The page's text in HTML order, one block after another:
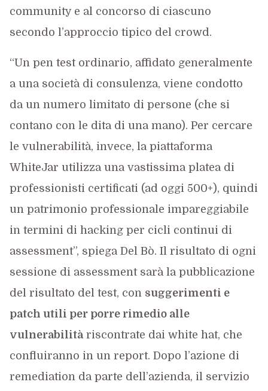
community e al concorso di ciascuno
secondo l’approccio tipico del crowd.
“Un pen test ordinario, affidato generalmente
a una società di consulenza, viene condotto
da un numero limitato di persone (che si
contano con le dita di una mano). Per cercare
le vulnerabilità, invece, la piattaforma
WhiteJar utilizza una vastissima platea di
professionisti certificati (ad oggi 500+), quindi
un patrimonio professionale impareggiabile
in termini di hacking per cicli continui di
assessment”, spiega Del Bò. Il risultato di ogni
sessione di assessment sarà la pubblicazione
del risultato del test, con suggerimenti e
patch utili per porre rimedio alle
vulnerabilitàriscontrate dai white hat, che
confluiranno in un report. Dopo l’azione di
remediation da parte dell’azienda, il servizio